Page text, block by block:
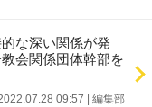
な深い関係が発
会関係団体幹部を
09:57 編集部